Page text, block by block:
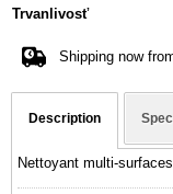
Trvanlivosť
Shipping now
Description
Nettoyant multi-surfaces